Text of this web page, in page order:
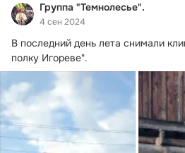
Группа "Темнолесье".
4 сен 2024
В последний день лета снимали
полку Игореве".